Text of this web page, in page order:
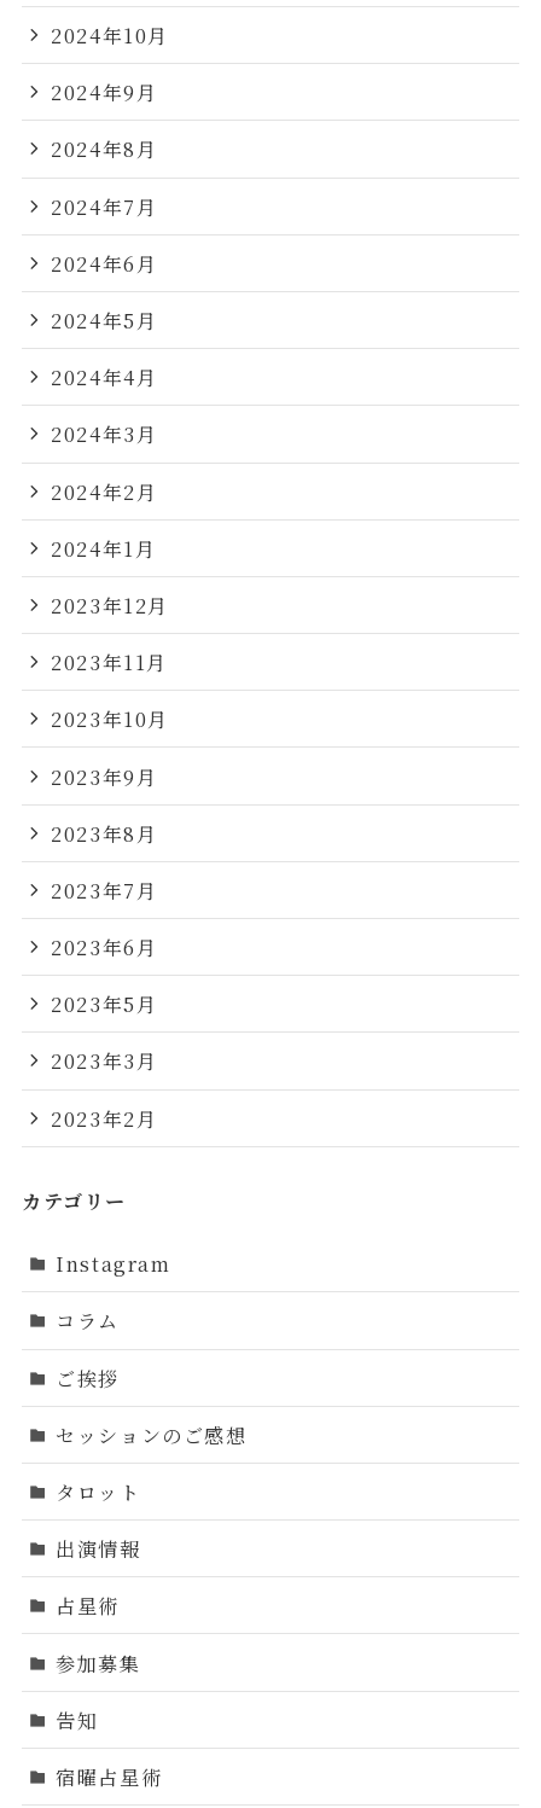
2024年10月
2024年9月
2024年8月
2024年7月
2024年6月
2024年5月
2024年4月
2024年3月
2024年2月
2024年1月
2023年12月
2023年11月
2023年10月
2023年9月
2023年8月
2023年7月
2023年6月
2023年5月
2023年3月
2023年2月
カテゴリー
Instagram
コラム
ご挨拶
セッションのご感想
タロット
出演情報
占星術
参加募集
告知
宿曜占星術